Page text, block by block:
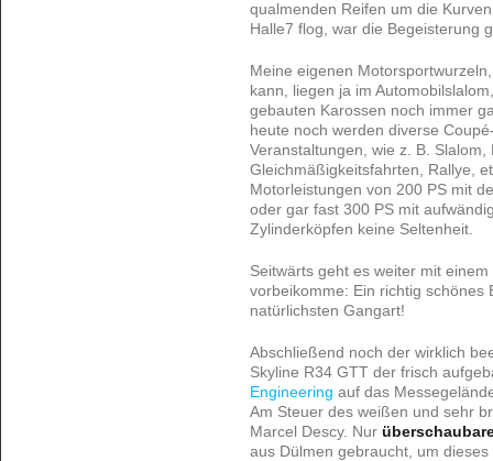
qualmenden Reifen um die
Halle7 flog, war die Begeisterung
Meine eigenen
kann, liegen ja im
gebauten Karossen noch immer
heute noch werden diverse
Veranstaltungen, wie z. B. Slalom,
Gleichmäßigkeitsfahrten, Rallye,
Motorleistungen von 200 PS mit
oder gar fast 300 PS mit
Zylinderköpfen keine Seltenheit.
Seitwärts geht es weiter mit
vorbeikomme: Ein richtig schönes
natürlichsten Gangart!
Abschließend noch der wirklich
Skyline R34 GTT der frisch
Engineering auf das
Am Steuer des weißen und sehr
Marcel Descy. Nur
aus Dülmen gebraucht, um